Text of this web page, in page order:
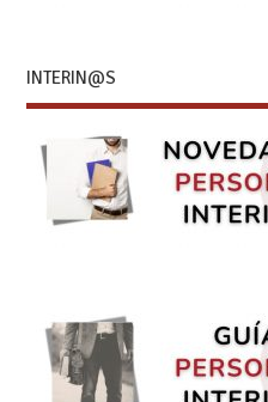
INTERIN@S